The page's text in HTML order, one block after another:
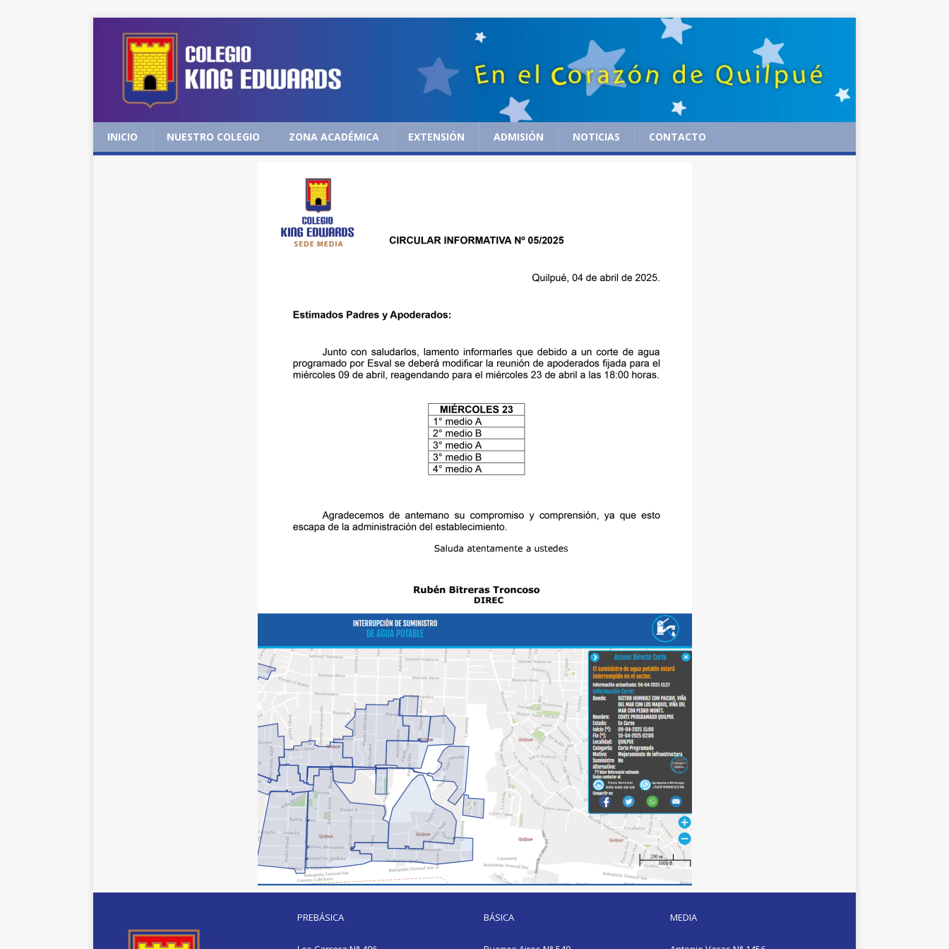
INICIO NUESTRO COLEGIO ZONA ACADÉMICA EXTENSIÓN ADMISIÓN NOTICIAS CONTACTO
PREBÁSICA BÁSICA MEDIA